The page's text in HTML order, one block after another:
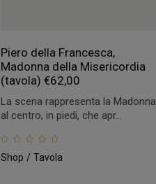
Piero della Francesca,
Madonna della Misericordia
(tavola)€62,00
La scena rappresenta la Madonna
al centro, in piedi, che apr...
Shop Tavola